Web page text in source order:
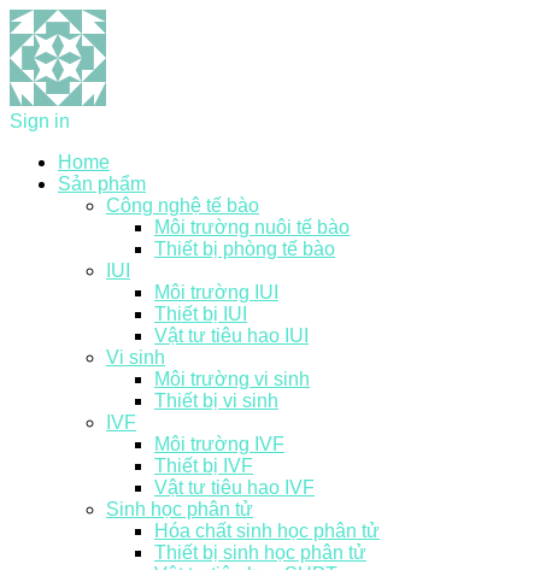
Sign in
Home
Sản phẩm
Công nghệ tế bào
Môi trường nuôi tế bào
Thiết bị phòng tế bào
IUI
Môi trường IUI
Thiết bị IUI
Vật tư tiêu hao IUI
Vi sinh
Môi trường vi sinh
Thiết bị vi sinh
IVF
Môi trường IVF
Thiết bị IVF
Vật tư tiêu hao IVF
Sinh học phân tử
Hóa chất sinh học phân tử
Thiết bị sinh học phân tử